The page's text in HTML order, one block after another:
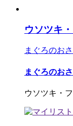
ウソツキ
まぐろのお
まぐろのお
ウソツキ・